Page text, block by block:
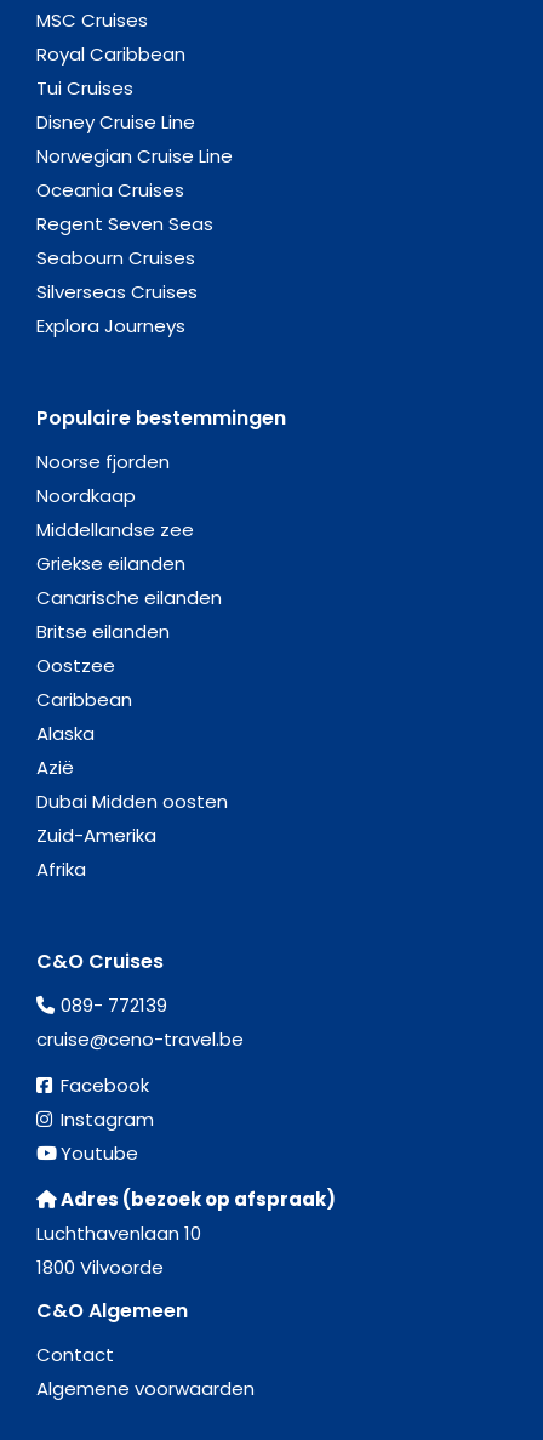
MSC Cruises
Royal Caribbean
Tui Cruises
Disney Cruise Line
Norwegian Cruise Line
Oceania Cruises
Regent Seven Seas
Seabourn Cruises
Silverseas Cruises
Explora Journeys
Populaire bestemmingen
Noorse fjorden
Noordkaap
Middellandse zee
Griekse eilanden
Canarische eilanden
Britse eilanden
Oostzee
Caribbean
Alaska
Azië
Dubai Midden oosten
Zuid-Amerika
Afrika
C&O Cruises
089- 772139
cruise@ceno-travel.be
Facebook
Instagram
Youtube
Adres (bezoek op afspraak)
Luchthavenlaan 10
1800 Vilvoorde
C&O Algemeen
Contact
Algemene voorwaarden